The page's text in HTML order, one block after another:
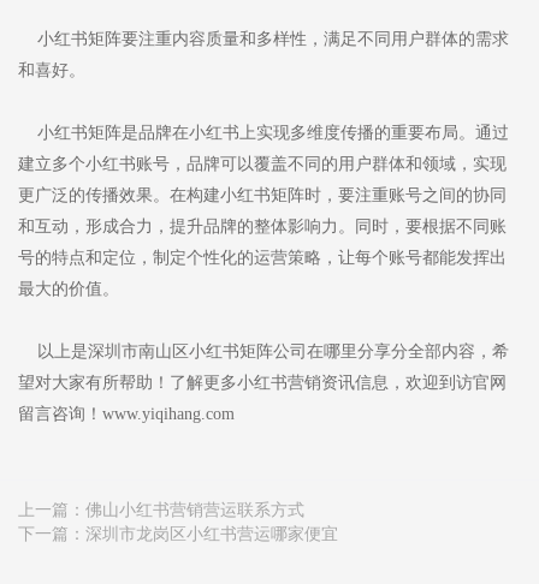
小红书矩阵要注重内容质量和多样性，满足不同用户群体的需求
和喜好。
小红书矩阵是品牌在小红书上实现多维度传播的重要布局。通过
建立多个小红书账号，品牌可以覆盖不同的用户群体和领域，实现
更广泛的传播效果。在构建小红书矩阵时，要注重账号之间的协同
和互动，形成合力，提升品牌的整体影响力。同时，要根据不同账
号的特点和定位，制定个性化的运营策略，让每个账号都能发挥出
最大的价值。
以上是深圳市南山区小红书矩阵公司在哪里分享分全部内容，希
望对大家有所帮助！了解更多小红书营销资讯信息，欢迎到访官网
留言咨询！www.yiqihang.com
上一篇： 佛山小红书营销营运联系方式
下一篇： 深圳市龙岗区小红书营运哪家便宜